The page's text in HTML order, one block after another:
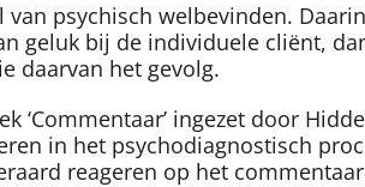
psychisch welbevinden.
geluk bij de individuele cliënt,
daarvan het gevolg.
‘Commentaar’ ingezet door
in het psychodiagnostisch
reageren op het